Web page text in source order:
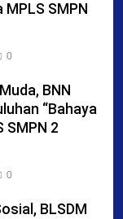
MPLS SMPN
0
BNN
“Bahaya
SMPN 2
0
BLSDM